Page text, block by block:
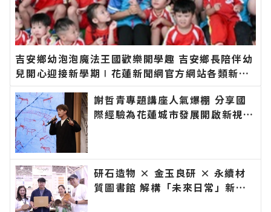
吉安鄉幼泡泡魔法王國歡樂開學趣 吉安鄉長陪伴幼
兒開心迎接新學期∣花蓮新聞網官方網站各類新聞
－最快速的今日新聞報導 最新的在地資訊！
謝哲青專題講座人氣爆棚 分享國
際經驗為花蓮城市發展開啟新視野
地資訊！
研石造物 × 金玉良研 × 永續材
質圖書館 解構「未來日常」新樣